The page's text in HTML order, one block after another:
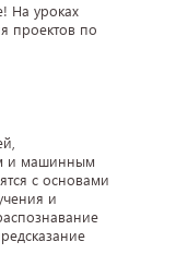
На уроках
проектов по
и машинным
с основами
и